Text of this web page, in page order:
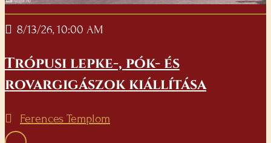
8/13/26, 10:00 AM
Trópusi lepke-, pók- és
rovargigászok kiállítása
Ferences Templom